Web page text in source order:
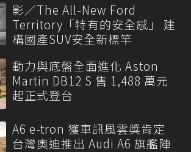
影／The All-New Ford
Territory「特有的安全感」 建
構國產SUV安全新標竿
動力與底盤全面進化 Aston
Martin DB12 S 售 1,488 萬元
起正式登台
A6 e-tron 獲車訊風雲獎肯定
台灣奧迪推出 Audi A6 旗艦陣